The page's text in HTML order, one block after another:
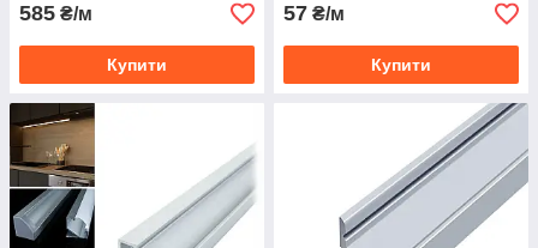
585 ₴/м
Купити
57 ₴/м
Купити